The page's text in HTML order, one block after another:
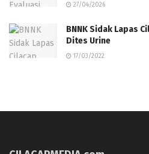
27/04/2026
BNNK Sidak Lapas
Dites Urine
17/03/2022